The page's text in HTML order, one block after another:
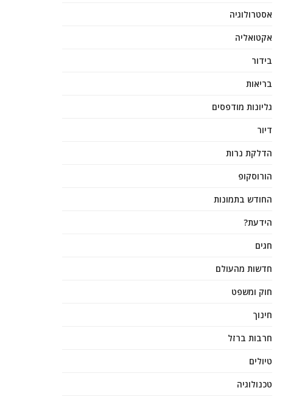
אסטרולוגיה
אקטואליה
בידור
בריאות
גליונות מודפסים
דיור
הדלקת נרות
הורוסקופ
החודש בתמונות
הידעת?
חגים
חדשות מהעולם
חוק ומשפט
חינוך
חרבות ברזל
טיולים
טכנולוגיה